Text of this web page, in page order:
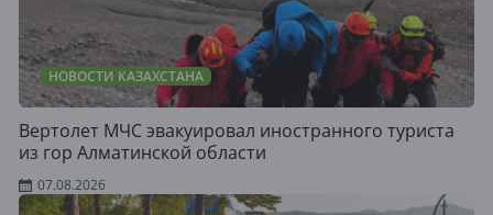
НОВОСТИ КАЗАХСТАНА
Вертолет МЧС эвакуировал иностранного туриста
из гор Алматинской области
07.08.2026